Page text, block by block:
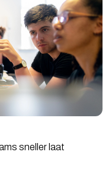
sneller laat